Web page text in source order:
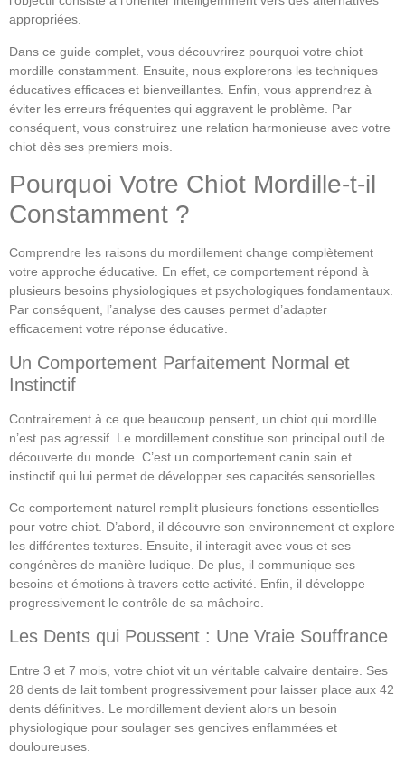
appropriées.
Dans ce guide complet, vous découvrirez pourquoi votre chiot
mordille constamment. Ensuite, nous explorerons les techniques
éducatives efficaces et bienveillantes. Enfin, vous apprendrez à
éviter les erreurs fréquentes qui aggravent le problème. Par
conséquent, vous construirez une relation harmonieuse avec votre
chiot dès ses premiers mois.
Pourquoi Votre Chiot Mordille-t-il
Constamment ?
Comprendre les raisons du mordillement change complètement
votre approche éducative. En effet, ce comportement répond à
plusieurs besoins physiologiques et psychologiques fondamentaux.
Par conséquent, l’analyse des causes permet d’adapter
efficacement votre réponse éducative.
Un Comportement Parfaitement Normal et
Instinctif
Contrairement à ce que beaucoup pensent, un chiot qui mordille
n’est pas agressif. Le mordillement constitue son principal outil de
découverte du monde. C’est un comportement canin sain et
instinctif qui lui permet de développer ses capacités sensorielles.
Ce comportement naturel remplit plusieurs fonctions essentielles
pour votre chiot. D’abord, il découvre son environnement et explore
les différentes textures. Ensuite, il interagit avec vous et ses
congénères de manière ludique. De plus, il communique ses
besoins et émotions à travers cette activité. Enfin, il développe
progressivement le contrôle de sa mâchoire.
Les Dents qui Poussent : Une Vraie Souffrance
Entre 3 et 7 mois, votre chiot vit un véritable calvaire dentaire. Ses
28 dents de lait tombent progressivement pour laisser place aux 42
dents définitives. Le mordillement devient alors un besoin
physiologique pour soulager ses gencives enflammées et
douloureuses.